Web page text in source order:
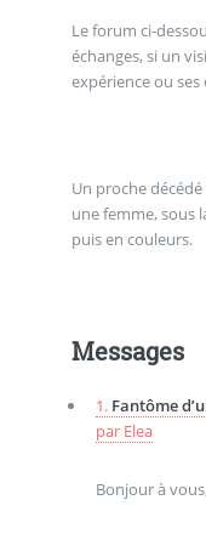
Le forum ci-
échanges, si un
expérience ou ses
Un proche
une femme, sous
puis en couleurs.
Messages
1. Fantôme
par Elea
Bonjour à vous,